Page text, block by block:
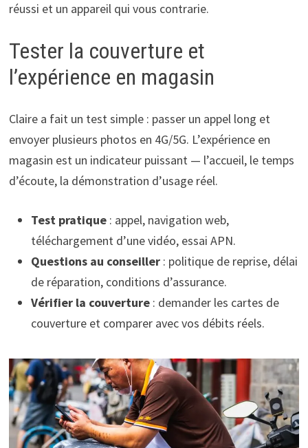
réussi et un appareil qui vous contrarie.
Tester la couverture et
l’expérience en magasin
Claire a fait un test simple : passer un appel long et
envoyer plusieurs photos en 4G/5G. L’expérience en
magasin est un indicateur puissant — l’accueil, le temps
d’écoute, la démonstration d’usage réel.
Test pratique: appel, navigation web,
téléchargement d’une vidéo, essai APN.
Questions au conseiller: politique de reprise, délai
de réparation, conditions d’assurance.
Vérifier la couverture: demander les cartes de
couverture et comparer avec vos débits réels.